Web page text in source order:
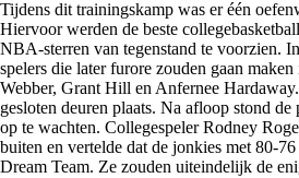
Tijdens dit trainingskamp was er één
Hiervoor werden de beste
NBA-sterren van tegenstand te voorzien.
spelers die later furore zouden gaan
Webber, Grant Hill en Anfernee
gesloten deuren plaats. Na afloop stond de
op te wachten. Collegespeler Rodney
buiten en vertelde dat de jonkies met 80-
Dream Team. Ze zouden uiteindelijk de